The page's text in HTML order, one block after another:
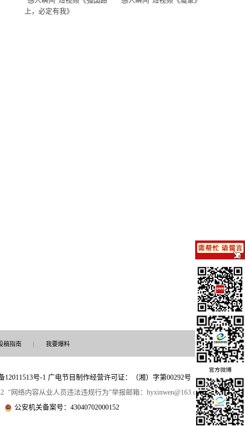
上，必定有我》
稿指南 我要爆料
12011513号-1 广电节目制作经营许可证：（湘）字第00292号
网络内容从业人员违法违规行为”举报邮箱：hyxinwen@163.com
公安机关备案号：43040702000152